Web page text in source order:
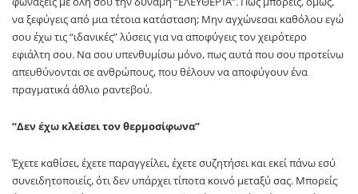
να ξεφύγεις από μια τέτοια κατάσταση; Μην αγχώνεσαι καθόλου εγώ
σου έχω τις “ιδανικές” λύσεις για να αποφύγεις τον χειρότερο
εφιάλτη σου. Να σου υπενθυμίσω μόνο, πως αυτά που σου προτείνω
απευθύνονται σε ανθρώπους, που θέλουν να αποφύγουν ένα
πραγματικά άθλιο ραντεβού.
“Δεν έχω κλείσει τον θερμοσίφωνα”
Έχετε καθίσει, έχετε παραγγείλει, έχετε συζητήσει και εκεί πάνω εσύ
συνειδητοποιείς, ότι δεν υπάρχει τίποτα κοινό μεταξύ σας. Μπορείς